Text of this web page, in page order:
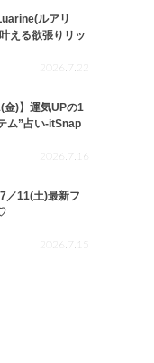
ルアリ
える欲張りリッ
2026.7.22
金)】運気UPの1
ム”占い-itSnap
2026.7.16
／11(土)最新フ
2026.7.15